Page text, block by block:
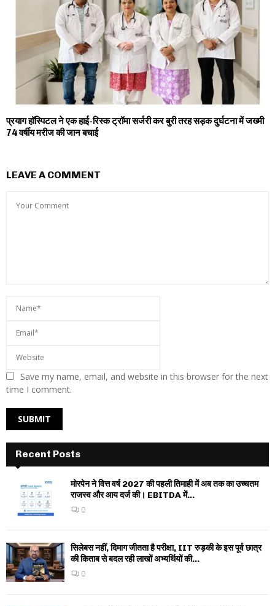
प्रयाग हॉस्पिटल ने एक हाई-रिस्क ट्रॉमा सर्जरी कर बुरी तरह सड़क दुर्घटना में जख्मी
74 वर्षीय मरीज की जान बचाई
LEAVE A COMMENT
Save my name, email, and website in this browser for the next
time I comment.
Recent Posts
मोरपेन ने वित्त वर्ष 2027 की पहली तिमाही में अब तक का उच्चतम
राजस्व और आय दर्ज की। EBITDA में...
0
सिलेबस नहीं, दिमाग जीतता है परीक्षा, IIT रुड़की के इस पूर्व छात्र
की किताब से बदल रही लाखों अभ्यर्थियों की...
0